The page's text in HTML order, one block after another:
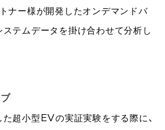
ナー様が開発したオンデマンドバ
テムデータを掛け合わせて分析し
超小型EVの実証実験をする際に、